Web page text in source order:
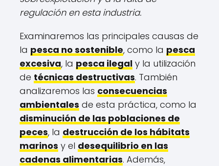
regulación en esta industria.
Examinaremos las principales causas de
la pesca no sostenible, como la pesca
excesiva, la pesca ilegal y la utilización
de técnicas destructivas. También
analizaremos las consecuencias
ambientales de esta práctica, como la
disminución de las poblaciones de
peces, la destrucción de los hábitats
marinos y el desequilibrio en las
cadenas alimentarias. Además,